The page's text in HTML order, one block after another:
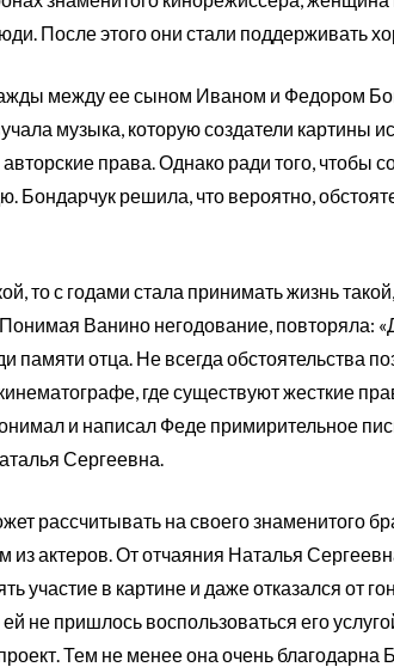
После этого они стали поддерживать
между ее сыном Иваном и Федором
музыка, которую создатели картины
права. Однако ради того, чтобы
Бондарчук решила, что вероятно,
то с годами стала принимать жизнь такой,
Ванино негодование, повторяла:
отца. Не всегда обстоятельства
где существуют жесткие
и написал Феде примирительное
Сергеевна.
рассчитывать на своего знаменитого
из актеров. От отчаяния Наталья
участие в картине и даже отказался от
не пришлось воспользоваться его
Тем не менее она очень благодарна